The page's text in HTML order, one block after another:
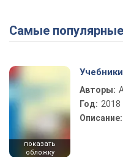
Самые
показать
обложку
Авторы:
Год: 2018
Описание: